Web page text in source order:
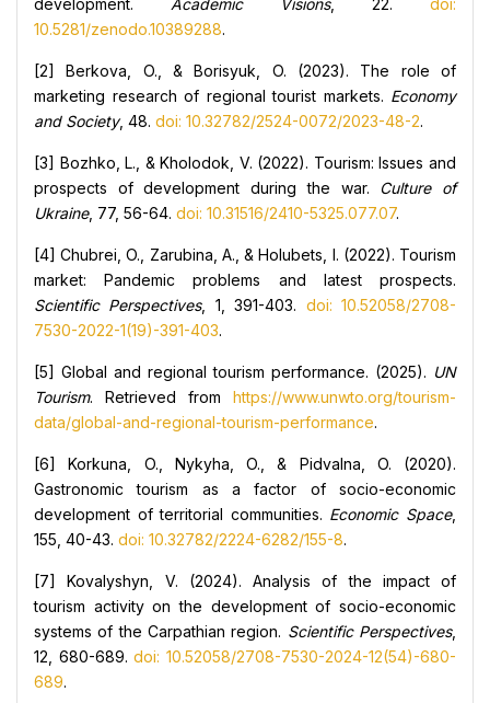
development. Academic Visions, 22. doi:
10.5281/zenodo.10389288.
[2] Berkova, O., & Borisyuk, O. (2023). The role of
marketing research of regional tourist markets. Economy
and Society, 48. doi: 10.32782/2524-0072/2023-48-2.
[3] Bozhko, L., & Kholodok, V. (2022). Tourism: Issues and
prospects of development during the war. Culture of
Ukraine, 77, 56-64. doi: 10.31516/2410-5325.077.07.
[4] Chubrei, O., Zarubina, A., & Holubets, I. (2022). Tourism
market: Pandemic problems and latest prospects.
Scientific Perspectives, 1, 391-403. doi: 10.52058/2708-
7530-2022-1(19)-391-403.
[5] Global and regional tourism performance. (2025). UN
Tourism. Retrieved from https://www.unwto.org/tourism-
data/global-and-regional-tourism-performance.
[6] Korkuna, O., Nykyha, O., & Pidvalna, O. (2020).
Gastronomic tourism as a factor of socio-economic
development of territorial communities. Economic Space,
155, 40-43. doi: 10.32782/2224-6282/155-8.
[7] Kovalyshyn, V. (2024). Analysis of the impact of
tourism activity on the development of socio-economic
systems of the Carpathian region. Scientific Perspectives,
12, 680-689.doi: 10.52058/2708-7530-2024-12(54)-680-
689.